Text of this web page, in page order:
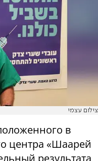
צילום עצמי
в
центра «Шаарей